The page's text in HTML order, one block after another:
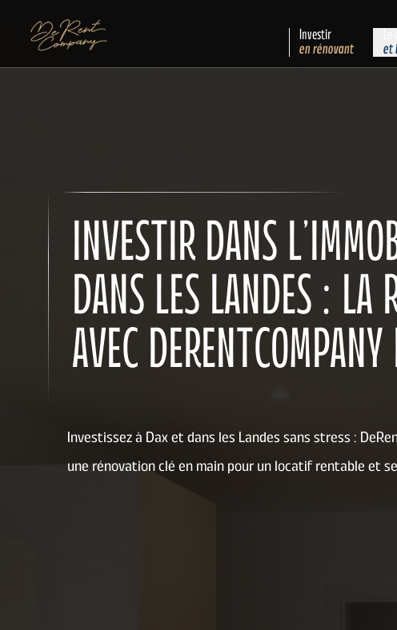
Investir
en rénovant et
INVESTIR DANS
DANS LES LANDES : LA
AVEC
Investissez à Dax et dans les Landes sans stress :
une rénovation clé en main pour un locatif rentable et